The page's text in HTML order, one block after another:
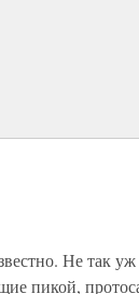
Не так
пикой,